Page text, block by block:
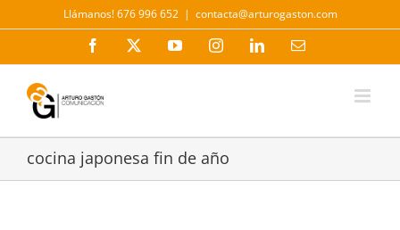
al
Llámanos! 676 996 652 | contacta@arturogaston.com
Facebook YouTubeInstagramLinkedInCorreo
cocina japonesa fin de año